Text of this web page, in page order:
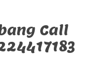
Call